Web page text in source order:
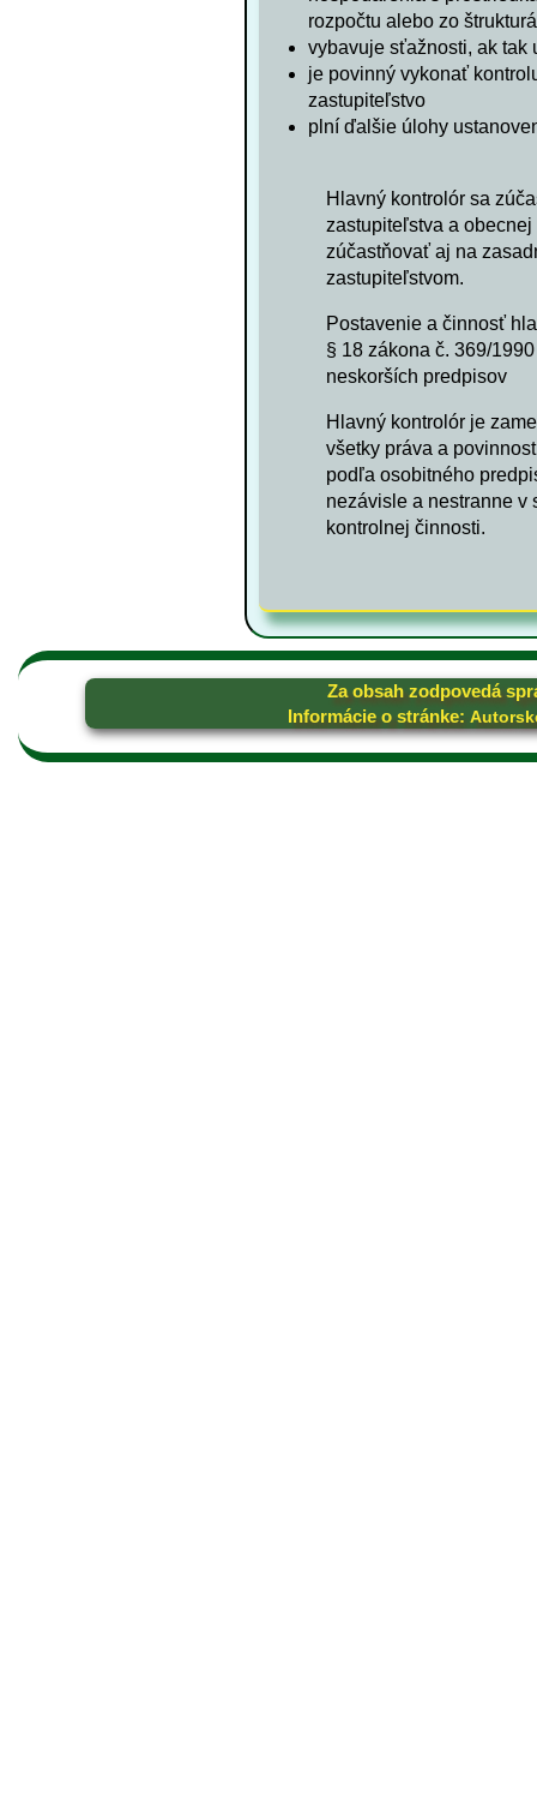
rozpočtu alebo zo
vybavuje sťažnosti, ak tak
je povinný vykonať
zastupiteľstvo
plní ďalšie úlohy
Hlavný kontrolór sa
zastupiteľstva a
zúčastňovať aj na
zastupiteľstvom.
Postavenie a činnosť
§ 18 zákona č. 369/
neskorších predpisov
Hlavný kontrolór je
všetky práva a
podľa osobitného
nezávisle a nestranne v
kontrolnej činnosti.
Za obsah zodpovedá
Informácie o stránke: